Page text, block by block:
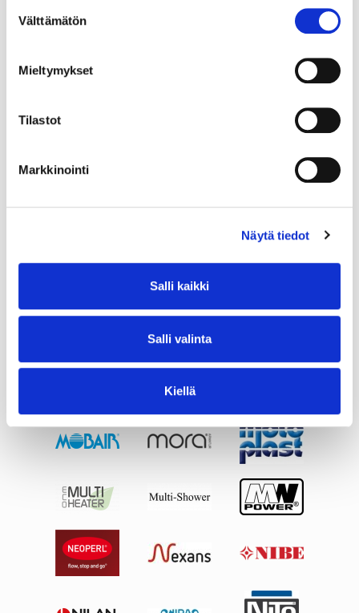
valinta
Välttämätön
Mieltymykset
Tilastot
Markkinointi
Näytä tiedot
Salli kaikki
Salli valinta
Kiellä